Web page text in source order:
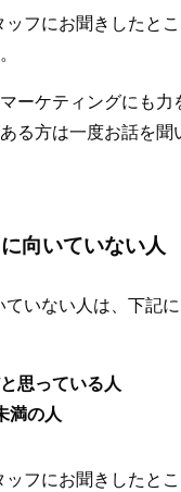
ッフにお聞きしたと
ーケティングにも力
る方は一度お話を聞
向いていない人
ていない人は、下記
思っている人
満の人
ッフにお聞きしたと